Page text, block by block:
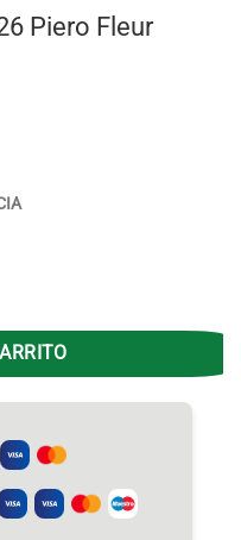
Piero Fleur
pillow 26 Kgs cantidad